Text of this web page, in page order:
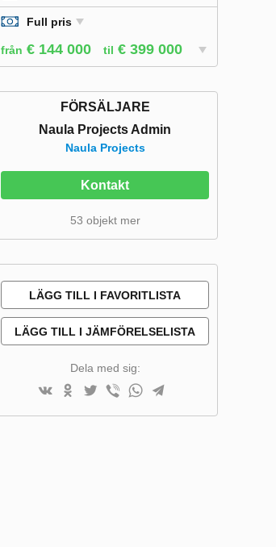
Full pris
från € 144 000 til € 399 000
FÖRSÄLJARE
Naula Projects Admin
Naula Projects
Kontakt
53 objekt mer
LÄGG TILL I FAVORITLISTA
LÄGG TILL I JÄMFÖRELSELISTA
Dela med sig: